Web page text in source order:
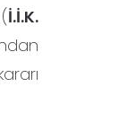
İ.İ.K.